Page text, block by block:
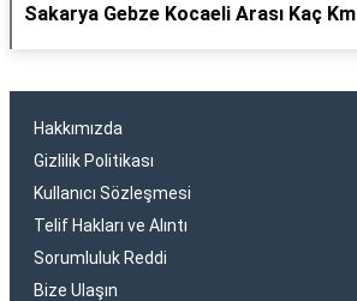
Sakarya Gebze Kocaeli Arası Kaç Km
Hakkımızda
Gizlilik Politikası
Kullanıcı Sözleşmesi
Telif Hakları ve Alıntı
Sorumluluk Reddi
Bize Ulaşın